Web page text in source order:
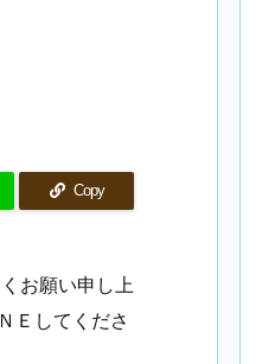
Copy
お願い申し上
Ｅしてくださ